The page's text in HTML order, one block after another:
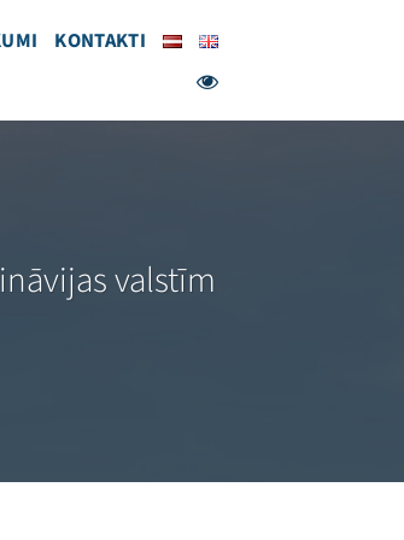
KONTAKTI
valstīm